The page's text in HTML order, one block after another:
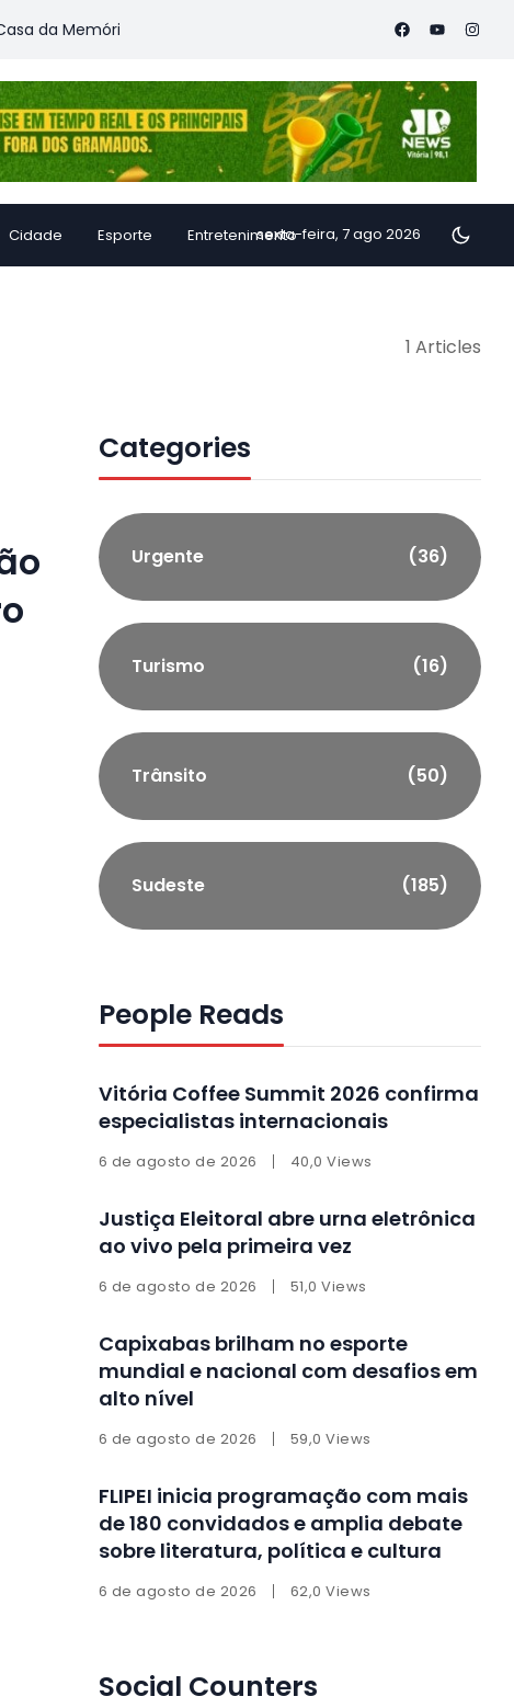
Memória Vitória Coffee Summit 2026 confirma
Cidade Esporte Entretenimentosexta-feira, 7 ago 2026
1 Articles
Categories
Urgente (36)
Turismo (16)
Trânsito (50)
Sudeste (185)
People Reads
Vitória Coffee Summit 2026 confirma
especialistas internacionais
6 de agosto de 2026 40,0 Views
Justiça Eleitoral abre urna eletrônica
ao vivo pela primeira vez
6 de agosto de 2026 51,0 Views
Capixabas brilham no esporte
mundial e nacional com desafios em
alto nível
6 de agosto de 2026 59,0 Views
FLIPEI inicia programação com mais
de 180 convidados e amplia debate
sobre literatura, política e cultura
6 de agosto de 2026 62,0 Views
Social Counters